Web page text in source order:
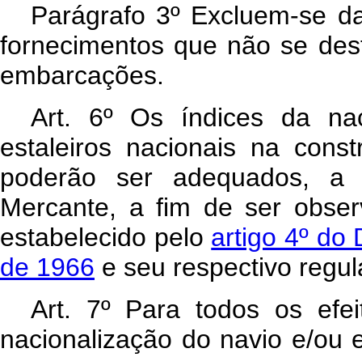
Parágrafo 3º Excluem-se
fornecimentos que não se
embarcações.
Art. 6º Os índices da
estaleiros nacionais na
poderão ser adequados,
Mercante, a fim de ser
estabelecido pelo artigo 4º do
de 1966 e seu respectivo
Art. 7º Para todos os
nacionalização do navio e/ou